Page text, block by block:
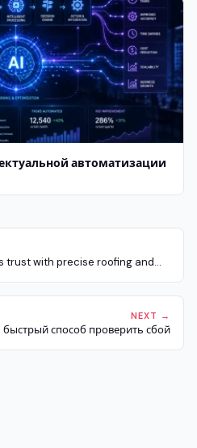
автоматизации
trust with precise roofing and...
NEXT →
быстрый способ проверить сбой